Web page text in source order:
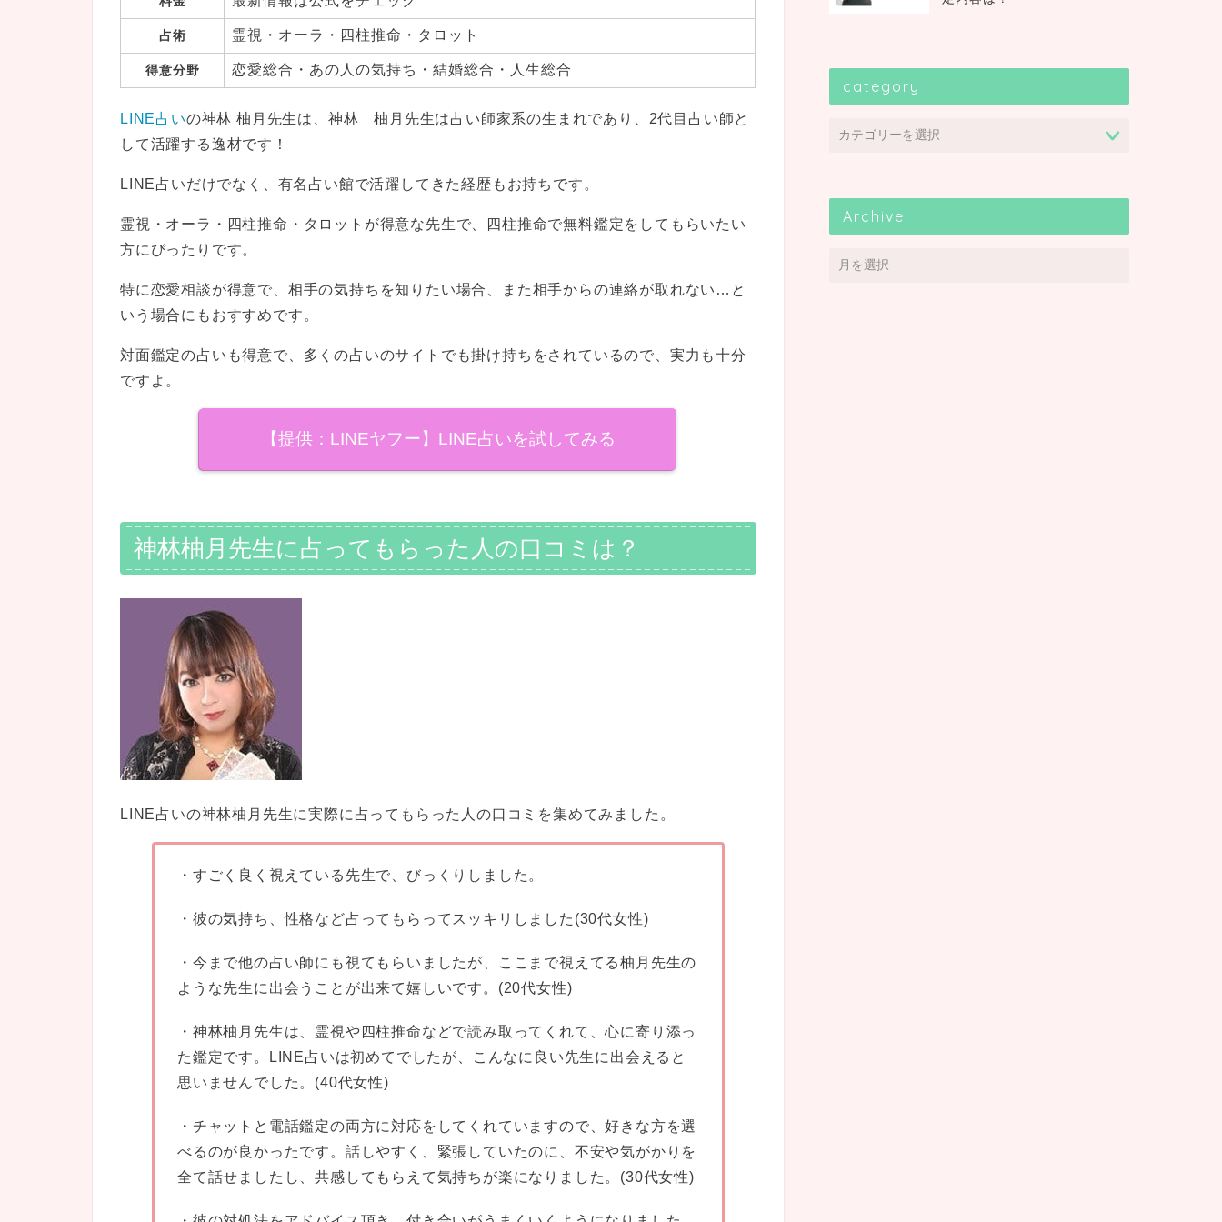
占術 霊視・オーラ・四柱推命・タロット
得意分野 恋愛総合・あの人の気持ち・結婚総合・人生総合
LINE占いの神林 柚月先生は、神林 柚月先生は占い師家系の生まれであり、2代目占い師と
して活躍する逸材です！
LINE占いだけでなく、有名占い館で活躍してきた経歴もお持ちです。
霊視・オーラ・四柱推命・タロットが得意な先生で、四柱推命で無料鑑定をしてもらいたい
方にぴったりです。
特に恋愛相談が得意で、相手の気持ちを知りたい場合、また相手からの連絡が取れない…と
いう場合にもおすすめです。
対面鑑定の占いも得意で、多くの占いのサイトでも掛け持ちをされているので、実力も十分
ですよ。
【提供：LINEヤフー】LINE占いを試してみる
神林柚月先生に占ってもらった人の口コミは？
LINE占いの神林柚月先生に実際に占ってもらった人の口コミを集めてみました。
・すごく良く視えている先生で、びっくりしました。
・彼の気持ち、性格など占ってもらってスッキリしました(30代女性)
・今まで他の占い師にも視てもらいましたが、ここまで視えてる柚月先生の
ような先生に出会うことが出来て嬉しいです。(20代女性)
・神林柚月先生は、霊視や四柱推命などで読み取ってくれて、心に寄り添っ
た鑑定です。LINE占いは初めてでしたが、こんなに良い先生に出会えると
思いませんでした。(40代女性)
・チャットと電話鑑定の両方に対応をしてくれていますので、好きな方を選
べるのが良かったです。話しやすく、緊張していたのに、不安や気がかりを
全て話せましたし、共感してもらえて気持ちが楽になりました。(30代女性)
category
Archive